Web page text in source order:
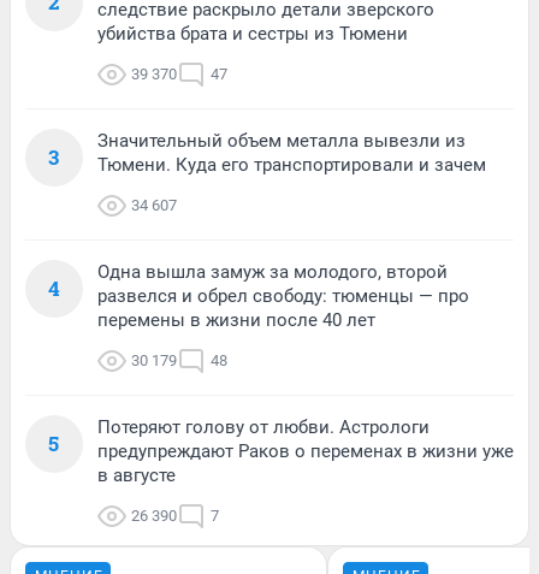
следствие раскрыло детали зверского
убийства брата и сестры из Тюмени
39 370 47
3
Значительный объем металла вывезли из
Тюмени. Куда его транспортировали и зачем
34 607
4
Одна вышла замуж за молодого, второй
развелся и обрел свободу: тюменцы — про
перемены в жизни после 40 лет
30 179 48
5
Потеряют голову от любви. Астрологи
предупреждают Раков о переменах в жизни уже
в августе
26 390 7